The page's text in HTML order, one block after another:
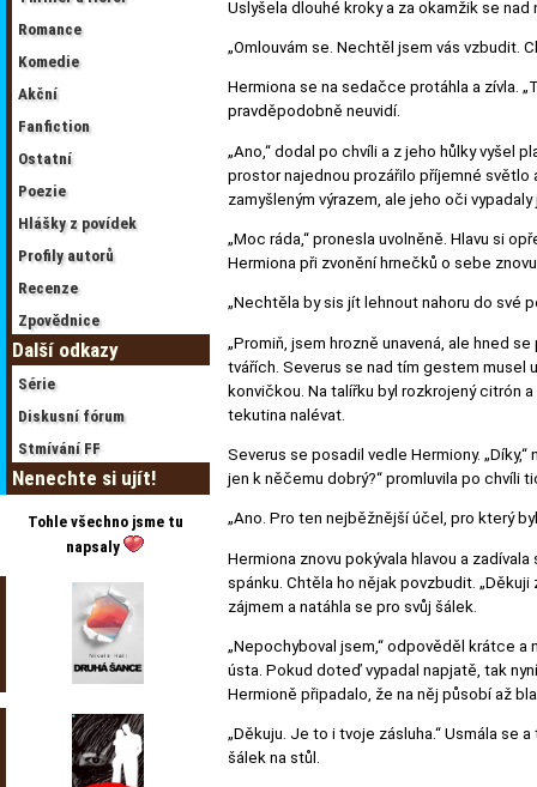
Romance
Komedie
Akční
Fanfiction
Ostatní
Poezie
Hlášky z povídek
Profily autorů
Recenze
Zpovědnice
Další odkazy
Série
Diskusní fórum
Stmívání FF
Nenechte si ujít!
Tohle všechno jsme tu
napsaly
Uslyšela dlouhé kroky a za okamžik se
„Omlouvám se. Nechtěl jsem vás vzbudit.
Hermiona se na sedačce protáhla a zívla.
pravděpodobně neuvidí.
„Ano,“ dodal po chvíli a z jeho hůlky vyšel
prostor najednou prozářilo příjemné
zamyšleným výrazem, ale jeho oči
„Moc ráda,“ pronesla uvolněně. Hlavu si
Hermiona při zvonění hrnečků o sebe
„Nechtěla by sis jít lehnout nahoru do své
„Promiň, jsem hrozně unavená, ale hned
tvářích. Severus se nad tím gestem musel
konvičkou. Na talířku byl rozkrojený citrón
tekutina nalévat.
Severus se posadil vedle Hermiony.
jen k něčemu dobrý?“ promluvila po chvíli
„Ano. Pro ten nejběžnější účel, pro který
Hermiona znovu pokývala hlavou a
spánku. Chtěla ho nějak povzbudit.
zájmem a natáhla se pro svůj šálek.
„Nepochyboval jsem,“ odpověděl krátce a
ústa. Pokud doteď vypadal napjatě, tak
Hermioně připadalo, že na něj působí až
„Děkuju. Je to i tvoje zásluha.“ Usmála se
šálek na stůl.